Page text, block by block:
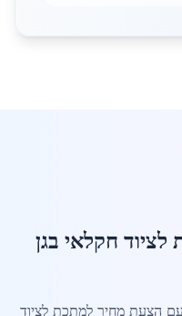
חקלאי בגן
עם הצעת מחיר למתכת לציוד